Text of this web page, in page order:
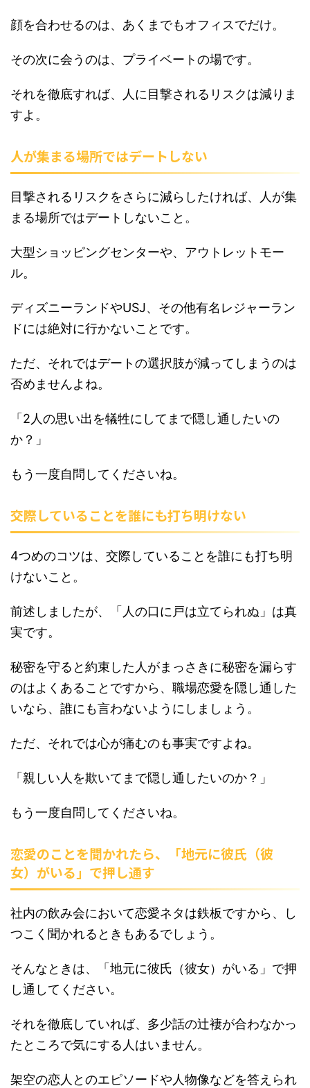
顔を合わせるのは、あくまでもオフィスでだけ。
その次に会うのは、プライベートの場です。
それを徹底すれば、人に目撃されるリスクは減りま
すよ。
人が集まる場所ではデートしない
目撃されるリスクをさらに減らしたければ、人が集
まる場所ではデートしないこと。
大型ショッピングセンターや、アウトレットモー
ル。
ディズニーランドやUSJ、その他有名レジャーラン
ドには絶対に行かないことです。
ただ、それではデートの選択肢が減ってしまうのは
否めませんよね。
「2人の思い出を犠牲にしてまで隠し通したいの
か？」
もう一度自問してくださいね。
交際していることを誰にも打ち明けない
4つめのコツは、交際していることを誰にも打ち明
けないこと。
前述しましたが、「人の口に戸は立てられぬ」は真
実です。
秘密を守ると約束した人がまっさきに秘密を漏らす
のはよくあることですから、職場恋愛を隠し通した
いなら、誰にも言わないようにしましょう。
ただ、それでは心が痛むのも事実ですよね。
「親しい人を欺いてまで隠し通したいのか？」
もう一度自問してくださいね。
恋愛のことを聞かれたら、「地元に彼氏（彼
女）がいる」で押し通す
社内の飲み会において恋愛ネタは鉄板ですから、し
つこく聞かれるときもあるでしょう。
そんなときは、「地元に彼氏（彼女）がいる」で押
し通してください。
それを徹底していれば、多少話の辻褄が合わなかっ
たところで気にする人はいません。
架空の恋人とのエピソードや人物像などを答えられ